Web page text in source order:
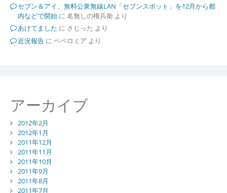
セブン＆アイ、無料公衆無線LAN「セブンスポット」を12月から都
内などで開始に 名無しの権兵衛より
あけてました に さじった より
近況報告に ペペロミア より
アーカイブ
2012年2月
2012年1月
2011年12月
2011年11月
2011年10月
2011年9月
2011年8月
2011年7月